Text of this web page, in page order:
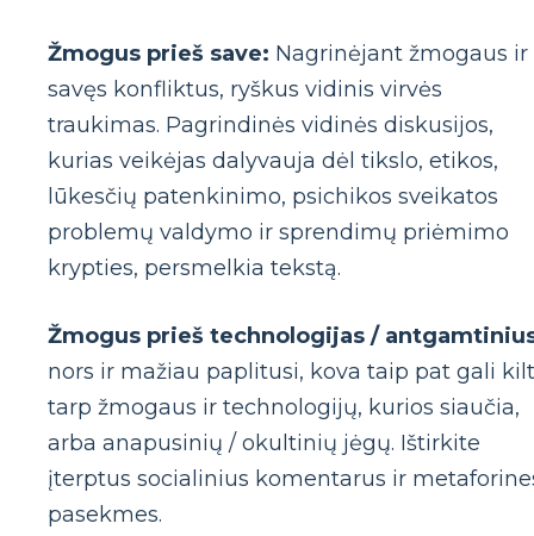
Žmogus prieš save: Nagrinėjant žmogaus ir
savęs konfliktus, ryškus vidinis virvės
traukimas. Pagrindinės vidinės diskusijos,
kurias veikėjas dalyvauja dėl tikslo, etikos,
lūkesčių patenkinimo, psichikos sveikatos
problemų valdymo ir sprendimų priėmimo
krypties, persmelkia tekstą.
Žmogus prieš technologijas /
nors ir mažiau paplitusi, kova taip pat gali
tarp žmogaus ir technologijų, kurios siaučia,
arba anapusinių / okultinių jėgų. Ištirkite
įterptus socialinius komentarus ir
pasekmes.